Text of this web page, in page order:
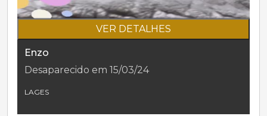
VER DETALHES
Enzo
Desaparecido em 15/03/24
LAGES